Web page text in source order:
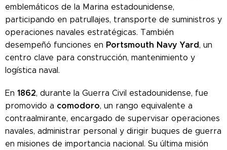
emblemáticos de la Marina estadounidense,
participando en patrullajes, transporte de suministros y
operaciones navales estratégicas. También
desempeñó funciones en Portsmouth Navy Yard, un
centro clave para construcción, mantenimiento y
logística naval.
En 1862, durante la Guerra Civil estadounidense, fue
promovido a comodoro, un rango equivalente a
contraalmirante, encargado de supervisar operaciones
navales, administrar personal y dirigir buques de guerra
en misiones de importancia nacional. Su última misión